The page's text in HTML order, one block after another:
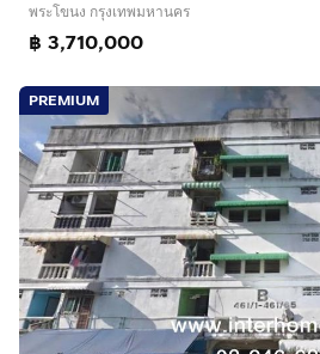
พระโขนง กรุงเทพมหานคร
฿ 3,710,000
PREMIUM